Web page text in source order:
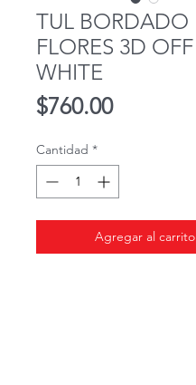
TUL BORDADO
FLORES 3D OFF
WHITE
$760.00Precio
Cantidad *
Agregar al carrito